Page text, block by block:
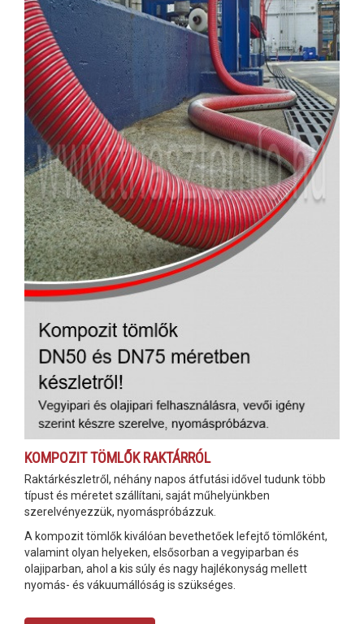
KOMPOZIT TÖMLŐK RAKTÁRRÓL
Raktárkészletről, néhány napos átfutási idővel tudunk több
típust és méretet szállítani, saját műhelyünkben
szerelvényezzük, nyomáspróbázzuk.
A kompozit tömlők kiválóan bevethetőek lefejtő tömlőként,
valamint olyan helyeken, elsősorban a vegyiparban és
olajiparban, ahol a kis súly és nagy hajlékonyság mellett
nyomás- és vákuumállóság is szükséges.